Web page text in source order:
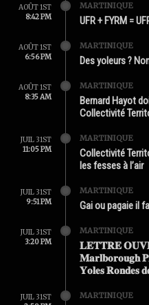
AOÛT 1ST
8:42 PM
MARTINIQUE
UFR + FYRM =
AOÛT 1ST
6:56 PM
MARTINIQUE
Des yoleurs ?
AOÛT 1ST
8:35 AM
MARTINIQUE
Bernard Hayot
Collectivité
JUIL 31ST
11:05 PM
MARTINIQUE
Collectivité
les fesses à l’air
JUIL 31ST
9:51 PM
MARTINIQUE
Gai ou pagaie il
JUIL 31ST
3:20 PM
MARTINIQUE
𝐋𝐄𝐓𝐓𝐑𝐄
𝐌𝐚𝐫𝐥𝐛𝐨𝐫𝐨𝐮𝐠𝐡
𝐘𝐨𝐥𝐞𝐬 𝐑𝐨𝐧𝐝𝐞𝐬
JUIL 31ST
MARTINIQUE